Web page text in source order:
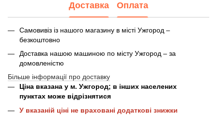
Доставка Оплата
Самовивіз із нашого магазину в місті Ужгород –
безкоштовно
Доставка нашою машиною по місту Ужгород – за
домовленістю
Більше інформації про доставку
Ціна вказана у м. Ужгород; в інших населених
пунктах може відрізнятися
У вказаній ціні не враховані додаткові знижки